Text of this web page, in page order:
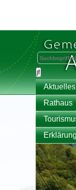
Aktuelles
Rathaus